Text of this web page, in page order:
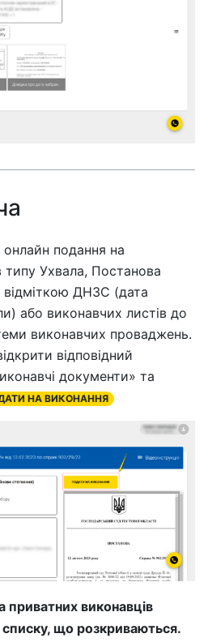
подання на
типу Ухвала, Постанова
ДНЗС (дата
або виконавчих листів до
виконавчих проваджень.
відповідний
документи» та
НА ВИКОНАННЯ
виконавців
списку, що розкриваються.